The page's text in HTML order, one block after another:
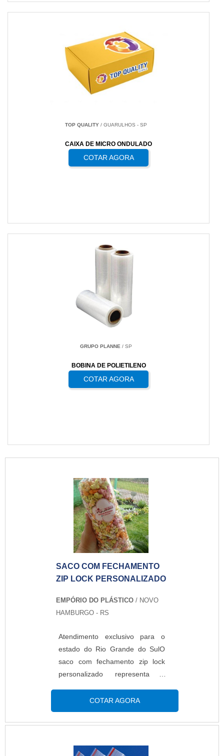
TOP QUALITY/ GUARULHOS - SP
CAIXA DE MICRO ONDULADO
COTAR AGORA
GRUPO PLANNE/ SP
BOBINA DE POLIETILENO
COTAR AGORA
SACO COM FECHAMENTO
ZIP LOCK PERSONALIZADO
EMPÓRIO DO PLÁSTICO / NOVO
HAMBURGO - RS
Atendimento exclusivo para o
estado do Rio Grande do SulO
saco com fechamento zip lock
personalizado representa o
no mercado. Uma embalagem
diferenciada faz com que o
produto apresente boa aparência
consumidores. Essa é uma ótima
COTAR AGORA